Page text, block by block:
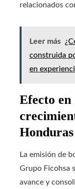
relacionados
Leer más
construida
en
Efecto
Honduras
La emisión de
Grupo Ficohsa
avance y